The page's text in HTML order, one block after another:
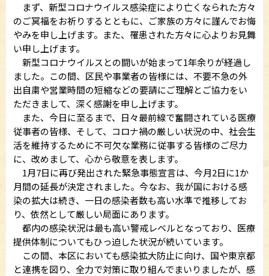
まず、新型コロナウイルス感染症により亡くなられた方々
のご冥福をお祈りするとともに、ご家族の方々に謹んでお悔
やみを申し上げます。また、罹患された方々に心よりお見舞
い申し上げます。
新型コロナウイルスとの闘いが始まって1年余りが経過し
ました。この間、区民や事業者の皆様には、不要不急の外
出自粛や営業時間の短縮などの要請にご理解とご協力をい
ただきまして、深く感謝を申し上げます。
また、今日に至るまで、日々最前線で奮闘されている医療
従事者の皆様、そして、コロナ禍の厳しい状況の中、社会生
活を維持するために不可欠な業務に従事する皆様のご尽力
に、改めまして、心から敬意を表します。
1月7日に再び発出された緊急事態宣言は、今月2日に1か
月間の延長が決定されました。今なお、我が国における感
染の拡大は続き、一日の感染者数も高い水準で推移してお
り、依然として厳しい局面にあります。
都内の感染状況は最も高い警戒レベルとなっており、医療
提供体制についてもひっ迫した状況が続いています。
この間、本区においても感染拡大防止に向け、国や東京都
と連携を図り、全力で対策に取り組んでまいりましたが、感